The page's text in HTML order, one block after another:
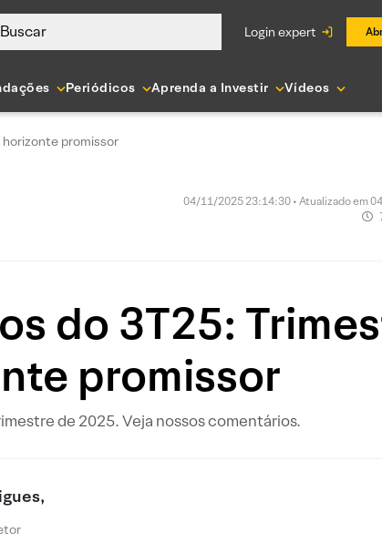
Buscar login expert
Periódicos Aprenda a Investir Vídeos
horizonte promissor
04/11/2025 23:14:30 • Atualizado em
do 3T25:
promissor
de 2025. Veja nossos comentários.